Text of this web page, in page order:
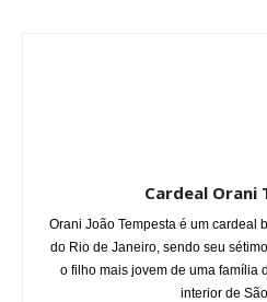
Cardeal Orani
Orani João Tempesta é um cardeal
do Rio de Janeiro, sendo seu
o filho mais jovem de uma família
interior de